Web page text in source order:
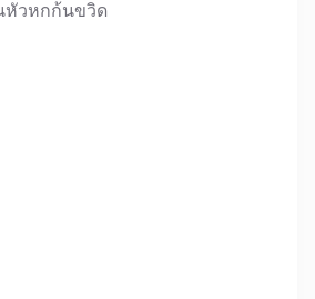
หัวหกก้นขวิด